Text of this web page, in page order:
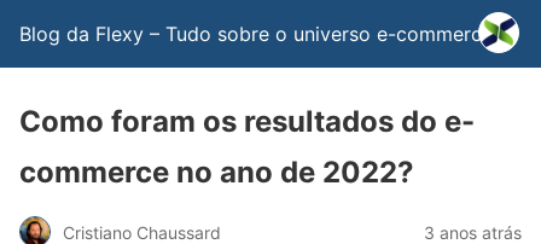
Blog da Flexy – Tudo sobre o universo e-commerce
Como foram os resultados do e-
commerce no ano de 2022?
Cristiano Chaussard 3 anos atrás